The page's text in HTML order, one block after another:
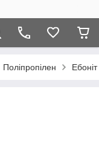
Поліпропілен